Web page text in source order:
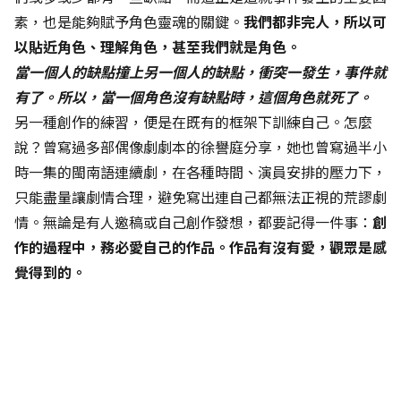
素，也是能夠賦予角色靈魂的關鍵。 我們都非完人，所以可
以貼近角色、理解角色，甚至我們就是角色。
當一個人的缺點撞上另一個人的缺點，衝突一發生，事件就
有了。所以，當一個角色沒有缺點時，這個角色就死了。
另一種創作的練習，便是在既有的框架下訓練自己。怎麼
說？曾寫過多部偶像劇劇本的徐譽庭分享，她也曾寫過半小
時一集的閩南語連續劇，在各種時間、演員安排的壓力下，
只能盡量讓劇情合理，避免寫出連自己都無法正視的荒謬劇
情。無論是有人邀稿或自己創作發想，都要記得一件事： 創
作的過程中，務必愛自己的作品。作品有沒有愛，觀眾是感
覺得到的。